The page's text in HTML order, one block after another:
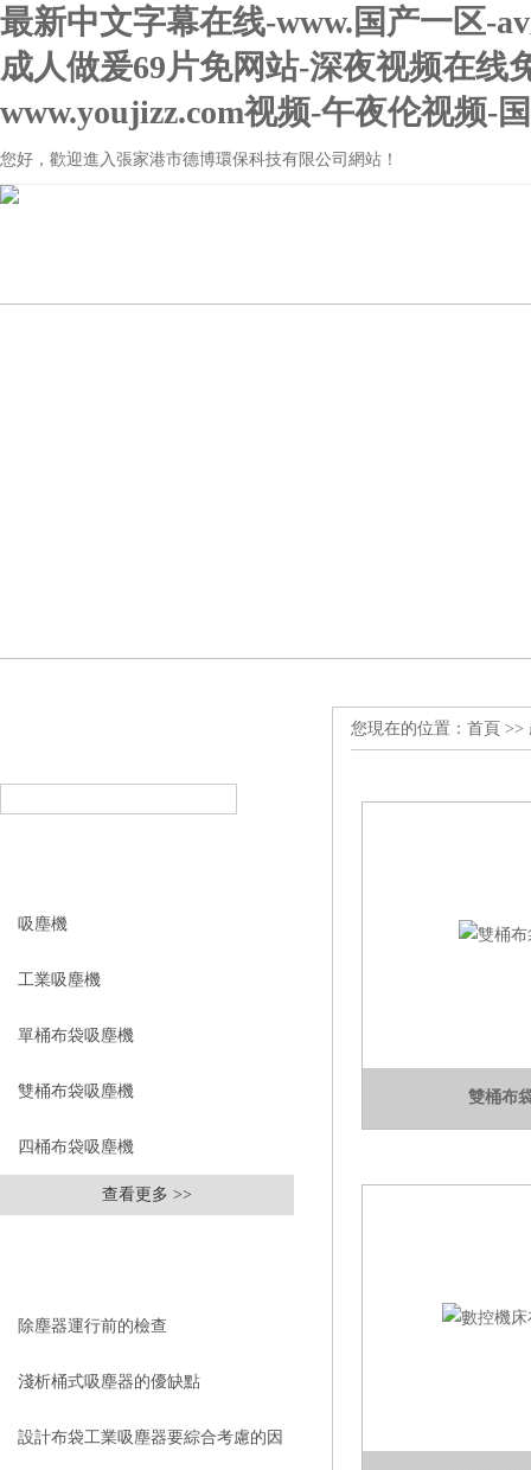
最新中文字幕在线-www.国产一区-
成人做爰69片免网站-深夜视频在线
www.youjizz.com视频-午夜伦视频-
您好，歡迎進入張家港市德博環保科技有限公司網站！
吸塵機
工業吸塵機
單桶布袋吸塵機
雙桶布袋吸塵機
四桶布袋吸塵機
查看更多 >>
除塵器運行前的檢查
淺析桶式吸塵器的優缺點
設計布袋工業吸塵器要綜合考慮的因
您現在的位置： 首頁 >>
雙桶布